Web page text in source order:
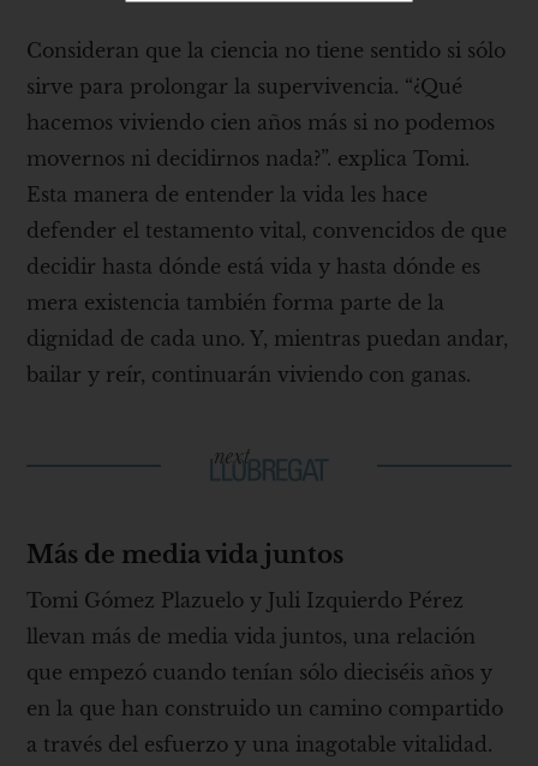
Consideran que la ciencia no tiene sentido si sólo
sirve para prolongar la supervivencia. “¿Qué
hacemos viviendo cien años más si no podemos
movernos ni decidirnos nada?”. explica Tomi.
Esta manera de entender la vida les hace
defender el testamento vital, convencidos de que
decidir hasta dónde está vida y hasta dónde es
mera existencia también forma parte de la
dignidad de cada uno. Y, mientras puedan andar,
bailar y reír, continuarán viviendo con ganas.
Más de media vida juntos
Tomi Gómez Plazuelo y Juli Izquierdo Pérez
llevan más de media vida juntos, una relación
que empezó cuando tenían sólo dieciséis años y
en la que han construido un camino compartido
a través del esfuerzo y una inagotable vitalidad.